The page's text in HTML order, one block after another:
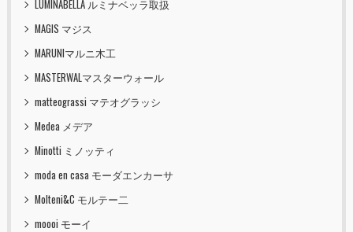
LUMINABELLA ルミナベッラ取扱
MAGIS マジス
MARUNIマルニ木工
MASTERWALマスターウォール
matteograssi マテオグラッシ
Medea メデア
Minotti ミノッティ
moda en casa モーダエンカーサ
Molteni&C モルテー二
moooi モーイ